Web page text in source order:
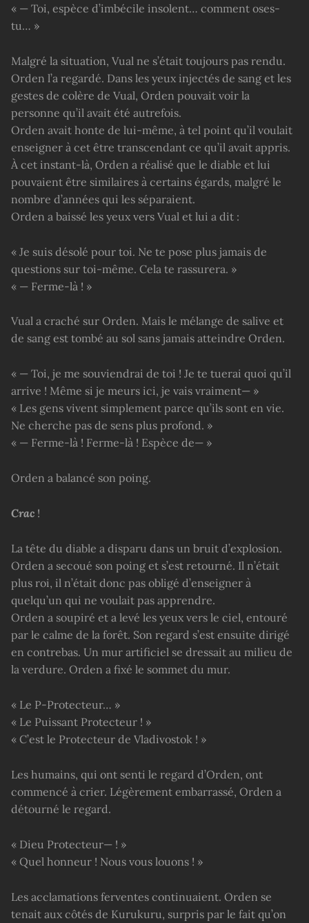
« — Toi, espèce d’imbécile insolent… comment oses-
tu… »
Malgré la situation, Vual ne s’était toujours pas rendu.
Orden l’a regardé. Dans les yeux injectés de sang et les
gestes de colère de Vual, Orden pouvait voir la
personne qu’il avait été autrefois.
Orden avait honte de lui-même, à tel point qu’il voulait
enseigner à cet être transcendant ce qu’il avait appris.
À cet instant-là, Orden a réalisé que le diable et lui
pouvaient être similaires à certains égards, malgré le
nombre d’années qui les séparaient.
Orden a baissé les yeux vers Vual et lui a dit :
« Je suis désolé pour toi. Ne te pose plus jamais de
questions sur toi-même. Cela te rassurera. »
« — Ferme-là ! »
Vual a craché sur Orden. Mais le mélange de salive et
de sang est tombé au sol sans jamais atteindre Orden.
« — Toi, je me souviendrai de toi ! Je te tuerai quoi qu’il
arrive ! Même si je meurs ici, je vais vraiment— »
« Les gens vivent simplement parce qu’ils sont en vie.
Ne cherche pas de sens plus profond. »
« — Ferme-là ! Ferme-là ! Espèce de— »
Orden a balancé son poing.
Crac !
La tête du diable a disparu dans un bruit d’explosion.
Orden a secoué son poing et s’est retourné. Il n’était
plus roi, il n’était donc pas obligé d’enseigner à
quelqu’un qui ne voulait pas apprendre.
Orden a soupiré et a levé les yeux vers le ciel, entouré
par le calme de la forêt. Son regard s’est ensuite dirigé
en contrebas. Un mur artificiel se dressait au milieu de
la verdure. Orden a fixé le sommet du mur.
« Le P-Protecteur… »
« Le Puissant Protecteur ! »
« C’est le Protecteur de Vladivostok ! »
Les humains, qui ont senti le regard d’Orden, ont
commencé à crier. Légèrement embarrassé, Orden a
détourné le regard.
« Dieu Protecteur— ! »
« Quel honneur ! Nous vous louons ! »
Les acclamations ferventes continuaient. Orden se
tenait aux côtés de Kurukuru, surpris par le fait qu’on